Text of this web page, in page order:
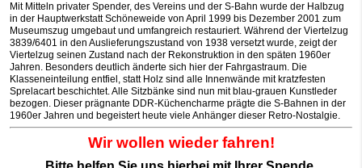
Mit Mitteln privater Spender, des Vereins und der S-Bahn wurde der Halbzug
in der Hauptwerkstatt Schöneweide von April 1999 bis Dezember 2001 zum
Museumszug umgebaut und umfangreich restauriert. Während der Viertelzug
3839/6401 in den Auslieferungszustand von 1938 versetzt wurde, zeigt der
Viertelzug seinen Zustand nach der Rekonstruktion in den späten 1960er
Jahren. Besonders deutlich änderte sich hier der Fahrgastraum. Die
Klasseneinteilung entfiel, statt Holz sind alle Innenwände mit kratzfesten
Sprelacart beschichtet. Alle Sitzbänke sind nun mit blau-grauen Kunstleder
bezogen. Dieser prägnante DDR-Küchencharme prägte die S-Bahnen in der
1960er Jahren und begeistert heute viele Anhänger dieser Retro-Nostalgie.
Wir wollen wieder fahren!